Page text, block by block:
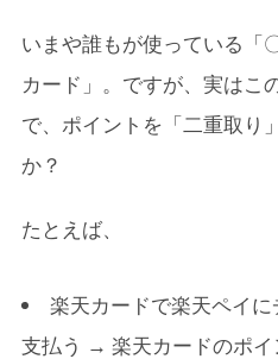
4. 固定費の見直しは「
大！
円、5分以内の通話も無料
4-4. なぜ通信費の見直し
いまや誰もが使っている「
カード」。ですが、実はこ
で、ポイントを「二重取り
か？
たとえば、
楽天カードで楽天ペイ
支払う → 楽天カードのポ